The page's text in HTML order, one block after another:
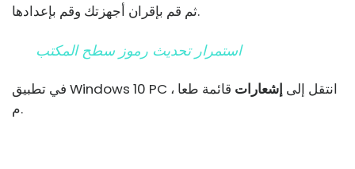
ثم قم بإقران أجهزتك وقم بإعدادها.
استمرار تحديث رموز سطح المكتب
في تطبيق Windows 10 PC ، انتقل إلى إشعارات قائمة طعا
م.